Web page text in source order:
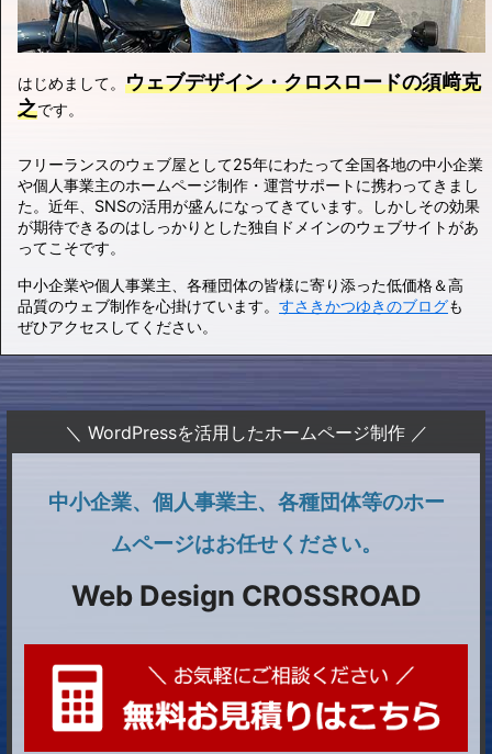
はじめまして。 ウェブデザイン・クロスロードの須﨑克
之です。
フリーランスのウェブ屋として25年にわたって全国各地の中小企業
や個人事業主のホームページ制作・運営サポートに携わってきまし
た。近年、SNSの活用が盛んになってきています。しかしその効果
が期待できるのはしっかりとした独自ドメインのウェブサイトがあ
ってこそです。
中小企業や個人事業主、各種団体の皆様に寄り添った低価格＆高
品質のウェブ制作を心掛けています。 すさきかつゆきのブログも
ぜひアクセスしてください。
＼ WordPressを活用したホームページ制作 ／
中小企業、個人事業主、各種団体等のホー
ムページはお任せください。
Web Design CROSSROAD